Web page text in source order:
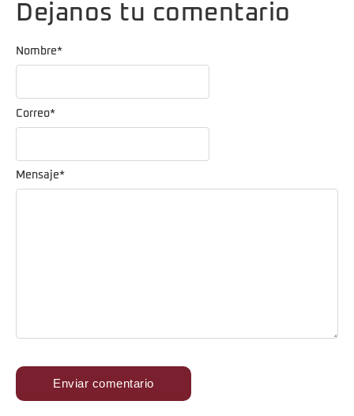
Dejanos tu comentario
Mensaje*
Nombre*
Correo*